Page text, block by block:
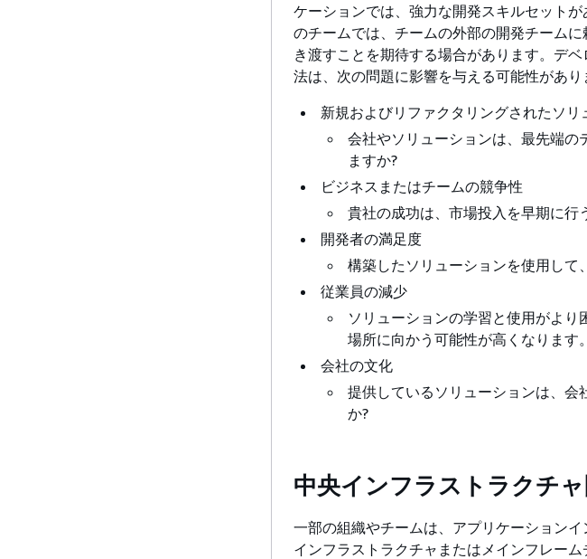
ケーションでは、強力な開発スキルセット
のチームでは、チームの外部の開発チーム
き渡すことを期待する場合があります。デ
法は、次の問題に影響を与える可能性があり
新規およびリファクタリングされたソ
会社やソリューションは、最先端の
ますか?
ビジネスまたはチームの競争性
貴社の成功は、市場投入を早期に行
開発者の満足度
構築したソリューションを使用して
従業員の減少
ソリューションの学習と使用がよ
場所に向かう可能性が高くなります。
会社の文化
提供しているソリューションは、会
か?
中央インフラストラクチ
一部の組織やチームは、アプリケーション
インフラストラクチャまたはメインフレー